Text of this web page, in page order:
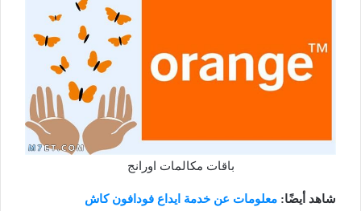
باقات مكالمات اورانج
شاهد أيضًا: معلومات عن خدمة ايداع فودافون كاش